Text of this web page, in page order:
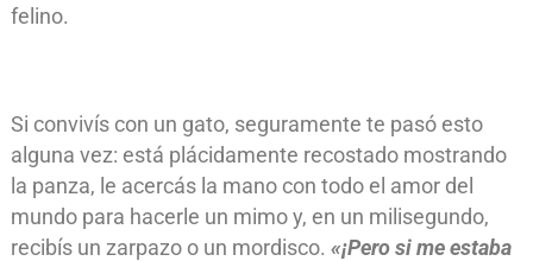
felino.
Si convivís con un gato, seguramente te pasó esto
alguna vez: está plácidamente recostado mostrando
la panza, le acercás la mano con todo el amor del
mundo para hacerle un mimo y, en un milisegundo,
recibís un zarpazo o un mordisco. «¡Pero si me estaba